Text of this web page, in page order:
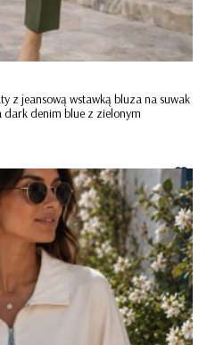
z jeansową wstawką bluza na suwak
dark denim blue z zielonym